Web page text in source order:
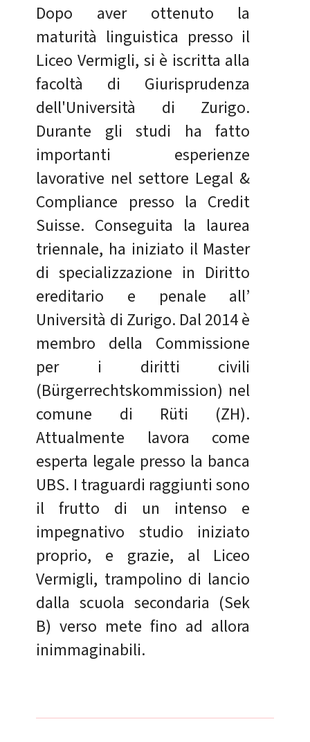
Dopo aver ottenuto la
maturità linguistica presso il
Liceo Vermigli, si è iscritta alla
facoltà di Giurisprudenza
dell'Università di Zurigo.
Durante gli studi ha fatto
importanti esperienze
lavorative nel settore Legal &
Compliance presso la Credit
Suisse. Conseguita la laurea
triennale, ha iniziato il Master
di specializzazione in Diritto
ereditario e penale all’
Università di Zurigo. Dal 2014 è
membro della Commissione
per i diritti civili
(Bürgerrechtskommission) nel
comune di Rüti (ZH).
Attualmente lavora come
esperta legale presso la banca
UBS. I traguardi raggiunti sono
il frutto di un intenso e
impegnativo studio iniziato
proprio, e grazie, al Liceo
Vermigli, trampolino di lancio
dalla scuola secondaria (Sek
B) verso mete fino ad allora
inimmaginabili.